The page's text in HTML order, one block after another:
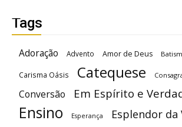
Tags
Adoração Advento Amor de Deus
Carisma Oásis Catequese
Conversão Em Espírito e
Ensino Esperança Esplendor da